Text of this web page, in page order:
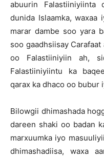
abuurin Falastiiniyiinta
dunida Islaamka,
marar dambe soo yara
soo gaadhsiisay
oo Falastiiniyiin ah,
Falastiiniyiintu ka
qarax ka dhaco oo bubur
Bilowgii dhimashada
dareen shaki oo badan
marxuumka iyo
dhimashadiisa, waxa